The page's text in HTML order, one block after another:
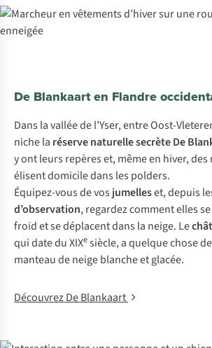
De Blankaart en Flandre
Dans la vallée de l’Yser, entre Oost-
niche la réserve naturelle secrèteDe
y ont leurs repères et, même en hiver, des
élisent domicile dans les polders.
Équipez-vous de vos jumelleset, depuis
d’observation, regardez comment elles
froid et se déplacent dans la neige. Le
qui date du XIXesiècle, a quelque chose
manteau de neige blanche et glacée.
Découvrez De Blankaart